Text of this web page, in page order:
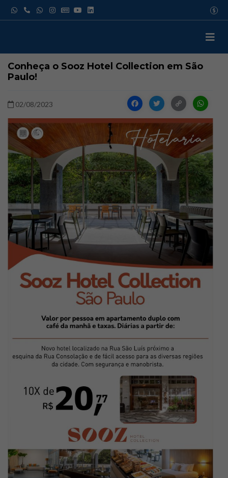
para
Conheça o Sooz Hotel Collection em São
Paulo!
02/08/2023 Facebook
Twitter
Copy
Link